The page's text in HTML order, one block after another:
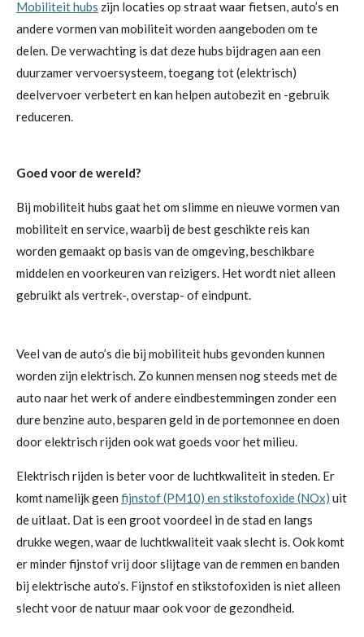
Mobiliteit hubs zijn locaties op straat waar fietsen, auto’s en
andere vormen van mobiliteit worden aangeboden om te
delen. De verwachting is dat deze hubs bijdragen aan een
duurzamer vervoersysteem, toegang tot (elektrisch)
deelvervoer verbetert en kan helpen autobezit en -gebruik
reduceren.
Goed voor de wereld?
Bij mobiliteit hubs gaat het om slimme en nieuwe vormen van
mobiliteit en service, waarbij de best geschikte reis kan
worden gemaakt op basis van de omgeving, beschikbare
middelen en voorkeuren van reizigers. Het wordt niet alleen
gebruikt als vertrek-, overstap- of eindpunt.
Veel van de auto’s die bij mobiliteit hubs gevonden kunnen
worden zijn elektrisch. Zo kunnen mensen nog steeds met de
auto naar het werk of andere eindbestemmingen zonder een
dure benzine auto, besparen geld in de portemonnee en doen
door elektrisch rijden ook wat goeds voor het milieu.
Elektrisch rijden is beter voor de luchtkwaliteit in steden. Er
komt namelijk geen fijnstof (PM10) en stikstofoxide (NOx) uit
de uitlaat. Dat is een groot voordeel in de stad en langs
drukke wegen, waar de luchtkwaliteit vaak slecht is. Ook komt
er minder fijnstof vrij door slijtage van de remmen en banden
bij elektrische auto’s. Fijnstof en stikstofoxiden is niet alleen
slecht voor de natuur maar ook voor de gezondheid.